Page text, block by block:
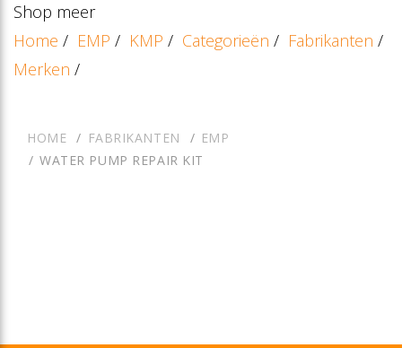
Shop meer
Home / EMP / KMP / Categorieën / Fabrikanten /
Merken /
HOME FABRIKANTEN
EMP
WATER PUMP REPAIR KIT